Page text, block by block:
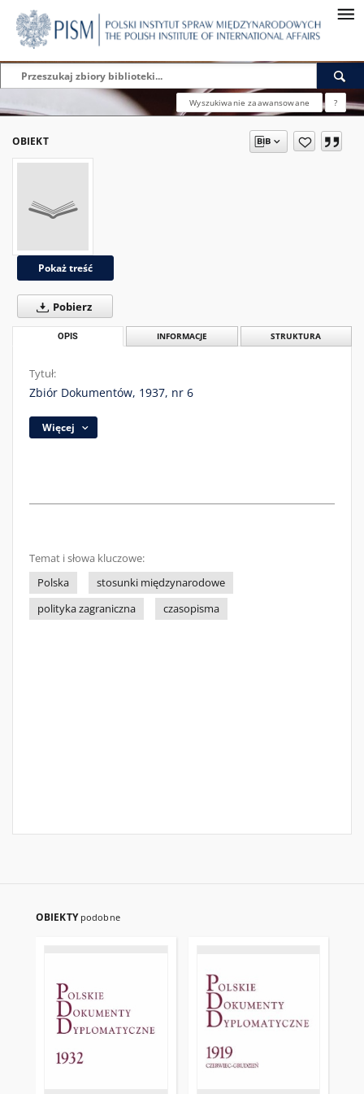
Wyszukiwanie zaawansowane ?
OBIEKT
Pokaż treść
Pobierz
OPIS INFORMACJE STRUKTURA
Tytuł:
Zbiór Dokumentów, 1937, nr 6
Więcej
Temat i słowa kluczowe:
Polska
stosunki międzynarodowe
polityka zagraniczna
czasopisma
OBIEKTY podobne